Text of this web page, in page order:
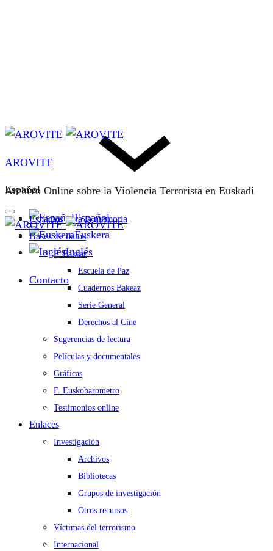
Español
Español
Euskera
Inglés
Contacto
AROVITE
Archivo Online sobre la Violencia Terrorista en Euskadi
Espacios para la memoria
Bases de datos
F. Bakeaz
Escuela de Paz
Cuadernos Bakeaz
Serie General
Derechos al Cine
Sugerencias de lectura
Películas y documentales
Gráficas
F. Euskobarometro
Testimonios online
Enlaces
Investigación
Archivos
Bibliotecas
Grupos de investigación
Otros recursos
Víctimas del terrorismo
Internacional